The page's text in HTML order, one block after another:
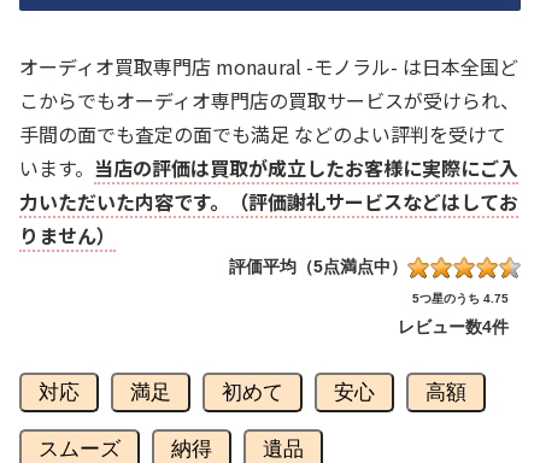
オーディオ買取専門店 monaural -モノラル- は日本全国ど
こからでもオーディオ専門店の買取サービスが受けられ、
手間の面でも査定の面でも満足 などのよい評判を受けて
います。 当店の評価は買取が成立したお客様に実際にご入
力いただいた内容です。（評価謝礼サービスなどはしてお
りません）
評価平均（5点満点中）
5つ星のうち 4.75
レビュー数4件
対応 満足 初めて 安心 高額
スムーズ 納得 遺品